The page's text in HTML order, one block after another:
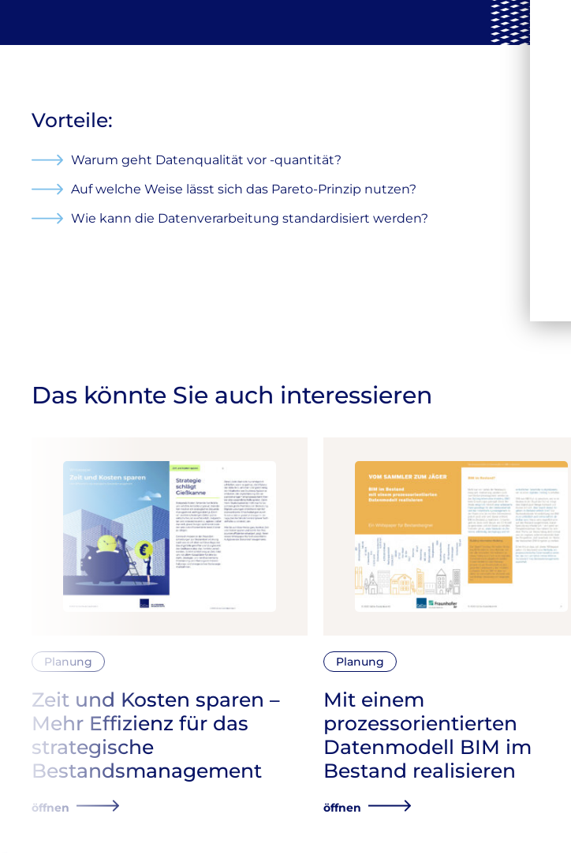
Vorteile:
Warum geht Datenqualität vor -quantität?
Auf welche Weise lässt sich das Pareto-Prinzip nutzen?
Wie kann die Datenverarbeitung standardisiert werden?
Das könnte Sie auch interessieren
Planung
Zeit und Kosten sparen –
Mehr Effizienz für das
strategische
Bestandsmanagement
öffnen
Planung
Mit einem
prozessorientierten
Datenmodell BIM im
Bestand realisieren
öffnen